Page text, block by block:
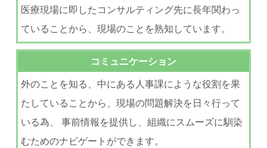
医療現場に即したコンサルティング先に長年関わっ
ていることから、現場のことを熟知しています。
コミュニケーション
外のことを知る、中にある人事課にような役割を果
たしていることから、現場の問題解決を日々行って
いる為、 事前情報を提供し、組織にスムーズに馴染
むためのナビゲートができます。